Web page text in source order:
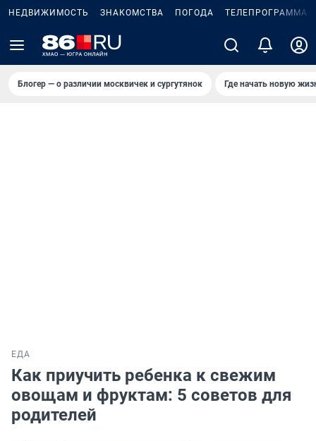
НЕДВИЖИМОСТЬ ЗНАКОМСТВА ПОГОДА ТЕЛЕПРОГРАММА
Блогер — о различии москвичек и сургутянок Где начать новую
ЕДА
Как приучить ребенка к свежим
овощам и фруктам: 5 советов для
родителей